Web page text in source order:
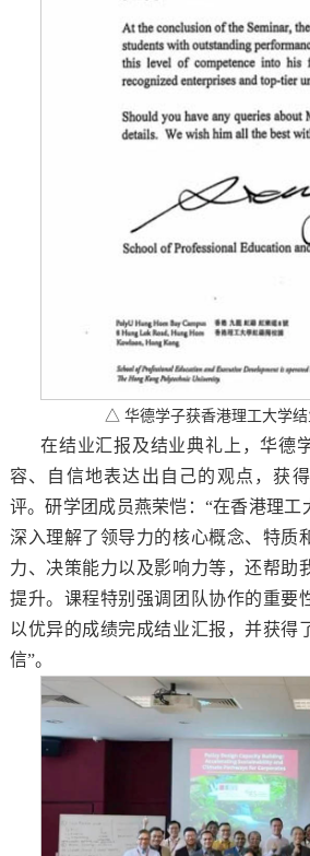
△ 华德学子获香港理工大学
在结业汇报及结业典礼上，华德
容、自信地表达出自己的观点，获
评。研学团成员燕荣恺：“在香港理工
深入理解了领导力的核心概念、特质
力、决策能力以及影响力等，还帮助
提升。课程特别强调团队协作的重要
以优异的成绩完成结业汇报，并获得
信”。